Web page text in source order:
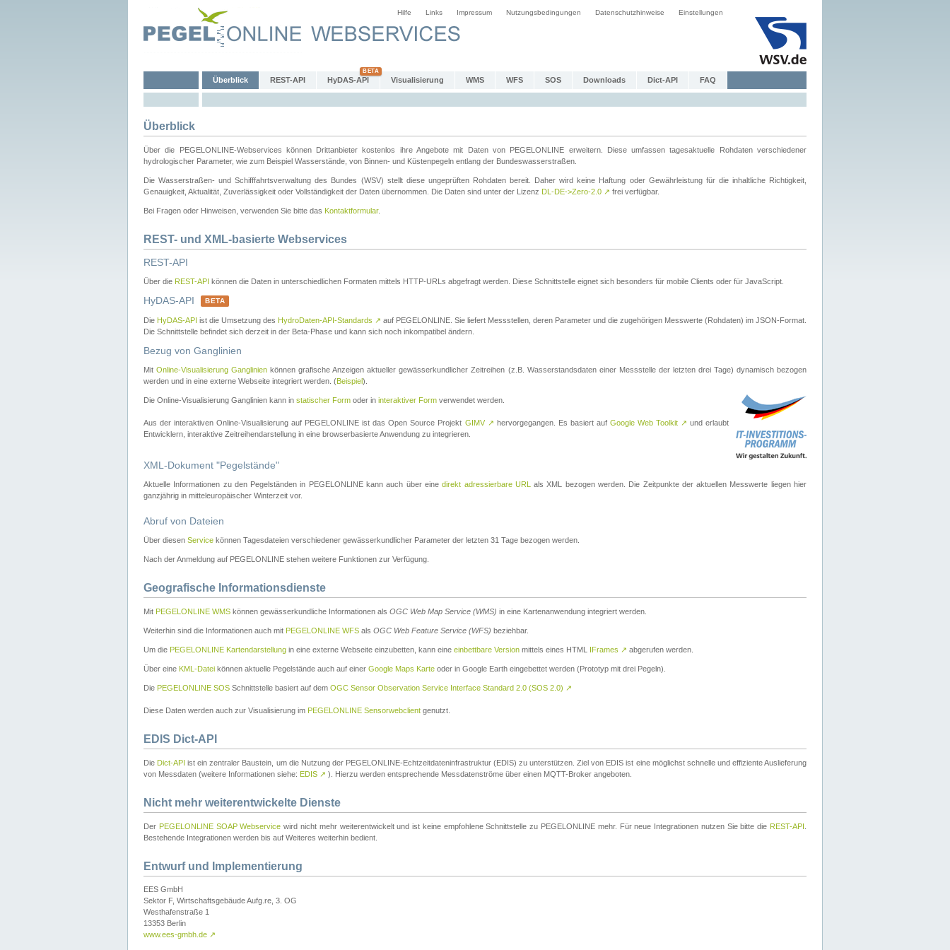
Hilfe Links Impressum Nutzungsbedingungen Datenschutzhinweise Einstellungen
Überblick REST-API HyDAS-API Visualisierung WMS WFS SOS Downloads Dict-API FAQ
Überblick
Über die PEGELONLINE-Webservices können Drittanbieter kostenlos ihre Angebote mit Daten von PEGELONLINE erweitern. Diese umfassen tagesaktuelle Rohdaten verschiedener
hydrologischer Parameter, wie zum Beispiel Wasserstände, von Binnen- und Küstenpegeln entlang der Bundeswasserstraßen.
Die Wasserstraßen- und Schifffahrtsverwaltung des Bundes (WSV) stellt diese ungeprüften Rohdaten bereit. Daher wird keine Haftung oder Gewährleistung für die inhaltliche Richtigkeit,
Genauigkeit, Aktualität, Zuverlässigkeit oder Vollständigkeit der Daten übernommen. Die Daten sind unter der Lizenz DL-DE->Zero-2.0 ↗ frei verfügbar.
Bei Fragen oder Hinweisen, verwenden Sie bitte das Kontaktformular.
REST- und XML-basierte Webservices
REST-API
Über die REST-API können die Daten in unterschiedlichen Formaten mittels HTTP-URLs abgefragt werden. Diese Schnittstelle eignet sich besonders für mobile Clients oder für JavaScript.
HyDAS-API BETA
Die HyDAS-API ist die Umsetzung des HydroDaten-API-Standards ↗ auf PEGELONLINE. Sie liefert Messstellen, deren Parameter und die zugehörigen Messwerte (Rohdaten) im JSON-Format.
Die Schnittstelle befindet sich derzeit in der Beta-Phase und kann sich noch inkompatibel ändern.
Bezug von Ganglinien
MitOnline-Visualisierung Ganglinien können grafische Anzeigen aktueller gewässerkundlicher Zeitreihen (z.B. Wasserstandsdaten einer Messstelle der letzten drei Tage) dynamisch bezogen
werden und in eine externe Webseite integriert werden. (Beispiel).
Die Online-Visualisierung Ganglinien kann in statischer Form oder in interaktiver Form verwendet werden.
Aus der interaktiven Online-Visualisierung auf PEGELONLINE ist das Open Source Projekt GIMV ↗ hervorgegangen. Es basiert auf Google Web Toolkit ↗ und erlaubt
Entwicklern, interaktive Zeitreihendarstellung in eine browserbasierte Anwendung zu integrieren.
XML-Dokument "Pegelstände"
Aktuelle Informationen zu den Pegelständen in PEGELONLINE kann auch über einedirekt adressierbare URL
als XML bezogen werden. Die Zeitpunkte der aktuellen Messwerte liegen hier
ganzjährig in mitteleuropäischer Winterzeit vor.
Abruf von Dateien
Über diesen Service können Tagesdateien verschiedener gewässerkundlicher Parameter der letzten 31 Tage bezogen werden.
Nach der Anmeldung auf PEGELONLINE stehen weitere Funktionen zur Verfügung.
Geografische Informationsdienste
Mit PEGELONLINE WMS können gewässerkundliche Informationen als OGC Web Map Service (WMS) in eine Kartenanwendung integriert werden.
Weiterhin sind die Informationen auch mit PEGELONLINE WFS als OGC Web Feature Service (WFS) beziehbar.
Um die PEGELONLINE Kartendarstellung in eine externe Webseite einzubetten, kann eine einbettbare Version mittels eines HTML IFrames ↗ abgerufen werden.
Über eine KML-Datei können aktuelle Pegelstände auch auf einer Google Maps Karte oder in Google Earth eingebettet werden (Prototyp mit drei Pegeln).
Die PEGELONLINE SOS Schnittstelle basiert auf dem OGC Sensor Observation Service Interface Standard 2.0 (SOS 2.0) ↗
Diese Daten werden auch zur Visualisierung im PEGELONLINE Sensorwebclient genutzt.
EDIS Dict-API
Die Dict-API ist ein zentraler Baustein, um die Nutzung der PEGELONLINE-Echtzeitdateninfrastruktur (EDIS) zu unterstützen. Ziel von EDIS ist eine möglichst schnelle und effiziente Auslieferung
von Messdaten (weitere Informationen siehe: EDIS ↗ ). Hierzu werden entsprechende Messdatenströme über einen MQTT-Broker angeboten.
Nicht mehr weiterentwickelte Dienste
Der PEGELONLINE SOAP Webservice wird nicht mehr weiterentwickelt und ist keine empfohlene Schnittstelle zu PEGELONLINE mehr. Für neue Integrationen nutzen Sie bitte die REST-API
Bestehende Integrationen werden bis auf Weiteres weiterhin bedient.
Entwurf und Implementierung
EES GmbH
Sektor F, Wirtschaftsgebäude Aufg.re, 3. OG
Westhafenstraße 1
13353 Berlin
www.ees-gmbh.de ↗